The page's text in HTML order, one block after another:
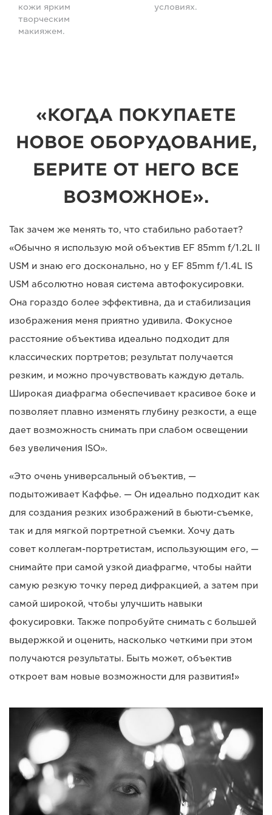
кожи ярким
творческим
макияжем.
условиях.
«КОГДА ПОКУПАЕТЕ
НОВОЕ ОБОРУДОВАНИЕ,
БЕРИТЕ ОТ НЕГО ВСЕ
ВОЗМОЖНОЕ».
Так зачем же менять то, что стабильно работает?
«Обычно я использую мой объектив EF 85mm f/1.2L II
USM и знаю его досконально, но у EF 85mm f/1.4L IS
USM абсолютно новая система автофокусировки.
Она гораздо более эффективна, да и стабилизация
изображения меня приятно удивила. Фокусное
расстояние объектива идеально подходит для
классических портретов; результат получается
резким, и можно прочувствовать каждую деталь.
Широкая диафрагма обеспечивает красивое боке и
позволяет плавно изменять глубину резкости, а еще
дает возможность снимать при слабом освещении
без увеличения ISO».
«Это очень универсальный объектив, —
подытоживает Каффье. — Он идеально подходит как
для создания резких изображений в бьюти-съемке,
так и для мягкой портретной съемки. Хочу дать
совет коллегам-портретистам, использующим его, —
снимайте при самой узкой диафрагме, чтобы найти
самую резкую точку перед дифракцией, а затем при
самой широкой, чтобы улучшить навыки
фокусировки. Также попробуйте снимать с большей
выдержкой и оценить, насколько четкими при этом
получаются результаты. Быть может, объектив
откроет вам новые возможности для развития!»